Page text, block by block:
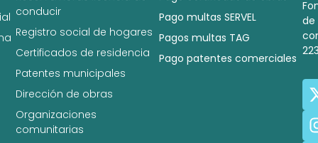
Pago multas SERVEL
Pagos multas TAG
Pago patentes comerciales
conducir
Registro social de hogares
Certificados de residencia
Patentes municipales
Dirección de obras
Organizaciones
comunitarias
de